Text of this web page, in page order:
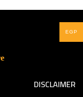
DISCLAIMER
EGP